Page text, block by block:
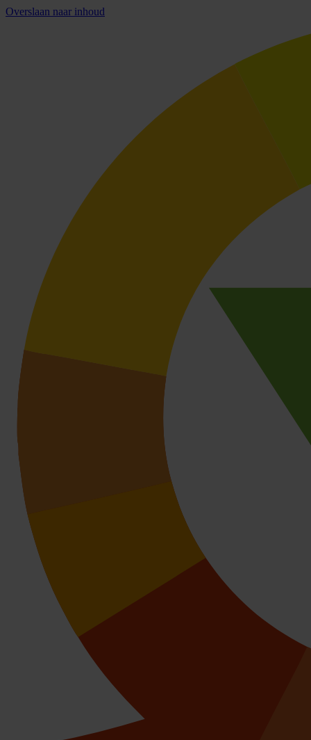
Overslaan naar inhoud